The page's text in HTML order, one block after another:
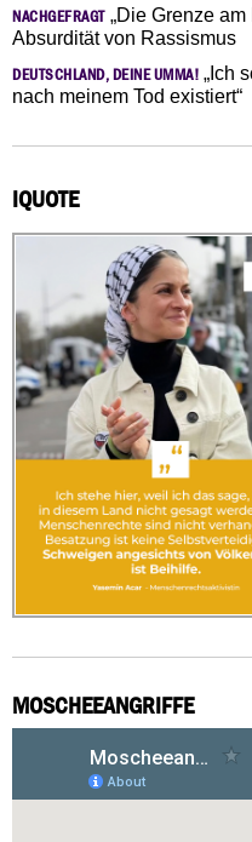
NACHGEFRAGT„Die Grenze am
Absurdität von Rassismus
DEUTSCHLAND, DEINE UMMA! „Ich
nach meinem Tod existiert“
IQUOTE
MOSCHEEANGRIFFE